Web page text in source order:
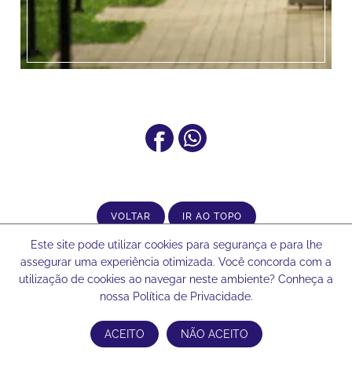
VOLTAR IR AO TOPO
Informações
Área do Associado
Este site pode utilizar cookies para segurança e para lhe
assegurar uma experiência otimizada. Você concorda com a
utilização de cookies ao navegar neste ambiente? Conheça a
nossa Política de Privacidade.
ACEITO NÃO ACEITO